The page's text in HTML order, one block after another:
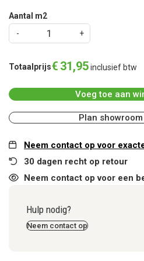
Aantal m2
Totaalprijs€ 31,95inclusief btw
Voeg toe aan
Plan
Neem contact op voor
30 dagen recht op retour
Neem contact op voor een
Hulp nodig?
Neem contact op